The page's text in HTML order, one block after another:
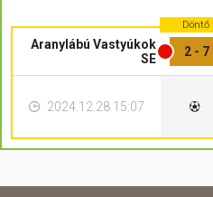
Aranylábú Vastyúkok
SE
Döntő
2 - 7
2024.12.28 15:07